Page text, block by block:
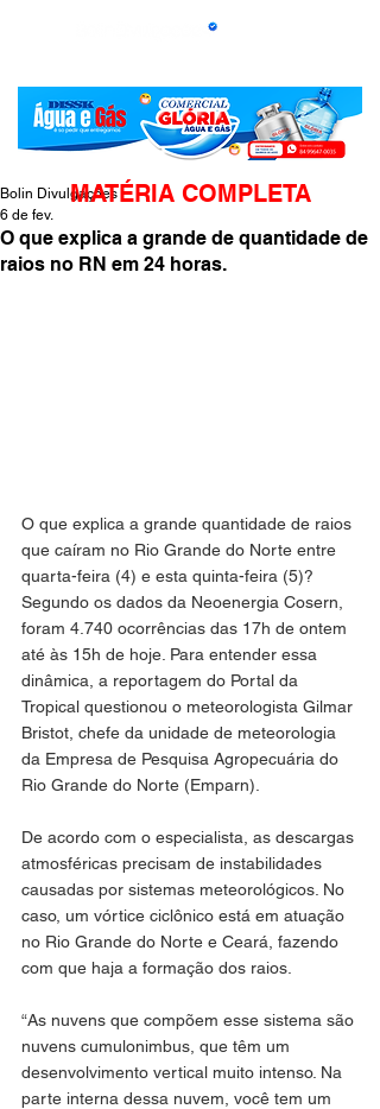
O que explica a grande de quantidade de
raios no RN em 24 horas.
Bolin Divulgações
6 de fev.
O que explica a grande quantidade de raios
que caíram no Rio Grande do Norte entre
quarta-feira (4) e esta quinta-feira (5)?
Segundo os dados da Neoenergia Cosern,
foram 4.740 ocorrências das 17h de ontem
até às 15h de hoje. Para entender essa
dinâmica, a reportagem do Portal da
Tropical questionou o meteorologista Gilmar
Bristot, chefe da unidade de meteorologia
da Empresa de Pesquisa Agropecuária do
Rio Grande do Norte (Emparn).
De acordo com o especialista, as descargas
atmosféricas precisam de instabilidades
causadas por sistemas meteorológicos. No
caso, um vórtice ciclônico está em atuação
no Rio Grande do Norte e Ceará, fazendo
com que haja a formação dos raios.
“As nuvens que compõem esse sistema são
nuvens cumulonimbus, que têm um
desenvolvimento vertical muito intenso. Na
parte interna dessa nuvem, você tem um
MATÉRIA COMPLETA